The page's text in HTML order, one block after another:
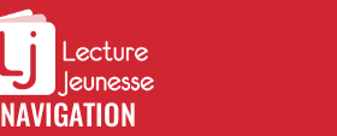
NAVIGATION